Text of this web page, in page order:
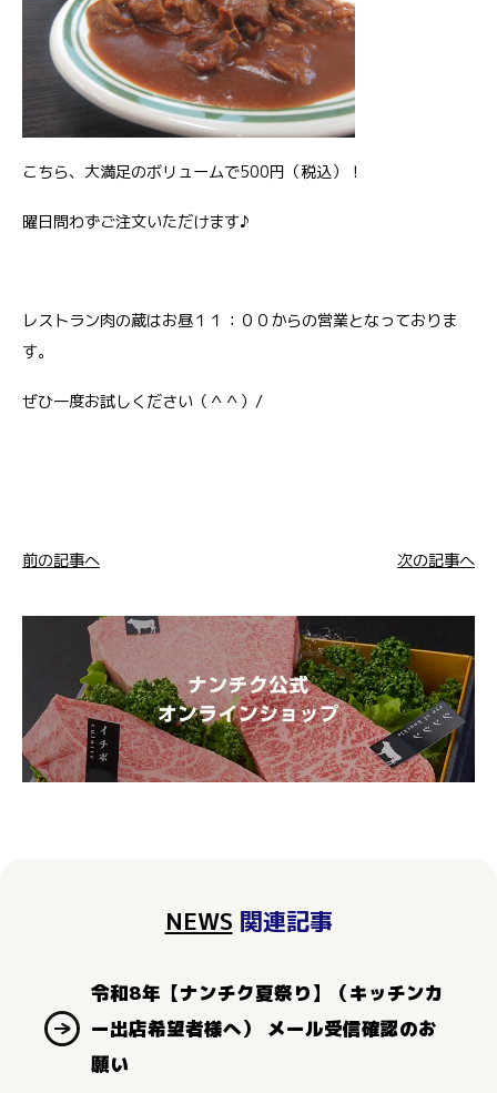
こちら、大満足のボリュームで500円（税込）！
曜日問わずご注文いただけます♪
レストラン肉の蔵はお昼１１：００からの営業となっておりま
す。
ぜひ一度お試しください（＾＾）/
前の記事へ 次の記事へ
NEWS 関連記事
令和8年【ナンチク夏祭り】（キッチンカ
ー出店希望者様へ） メール受信確認のお
願い